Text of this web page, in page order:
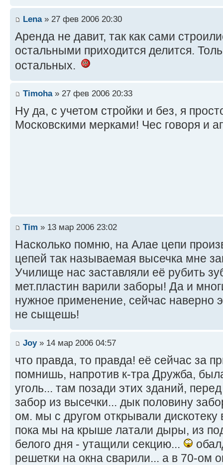
Lena» 27 фев 2006 20:30
Аренда не давит, так как сами
остальными приходится делится.
остальных.
Timoha» 27 фев 2006 20:33
Ну да, с учетом стройки и без, я
Московскими мерками! Чес говоря и
Tim » 13 мар 2006 23:02
Насколько помню, на Алае цепи
цепей так называемая высечка мне
Училище нас заставляли её рубить
мет.пластин варили заборы! Да и
нужное применение, сейчас наверно
не сыщешь!
Joy» 14 мар 2006 04:57
что правда, то правда! её сейчас за
помнишь, напротив к-тра Дружба,
уголь... там позади этих зданий,
забор из высечки... дык половину
ом. мы с другом открывали дискотеку
пока мы на крыше латали дыры, из
белого дня - утащили секцию...
решетки на окна сварили... а в 70-ом